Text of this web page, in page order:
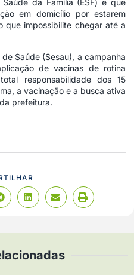
da Família (ESF) e que
em domicílio por estarem
que impossibilite chegar até a
Saúde (Sesau), a campanha
de vacinas de rotina
responsabilidade dos 15
a vacinação e a busca ativa
prefeitura.